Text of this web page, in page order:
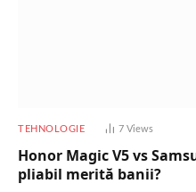
TEHNOLOGIE 7 Views
Honor Magic V5 vs
pliabil merită banii?